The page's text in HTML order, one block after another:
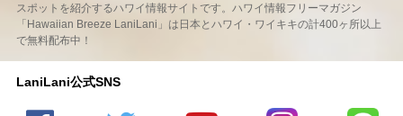
スポットを紹介するハワイ情報サイトです。ハワイ情報フリーマガジン
「Hawaiian Breeze LaniLani」は日本とハワイ・ワイキキの計400ヶ所以上
で無料配布中！
LaniLani公式SNS